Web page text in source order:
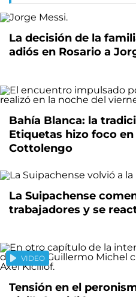
La decisión de la
adiós en Rosario a
Bahía Blanca: la
Etiquetas hizo foco
Cottolengo
La Suipachense
trabajadores y se
VIDEO
Tensión en el